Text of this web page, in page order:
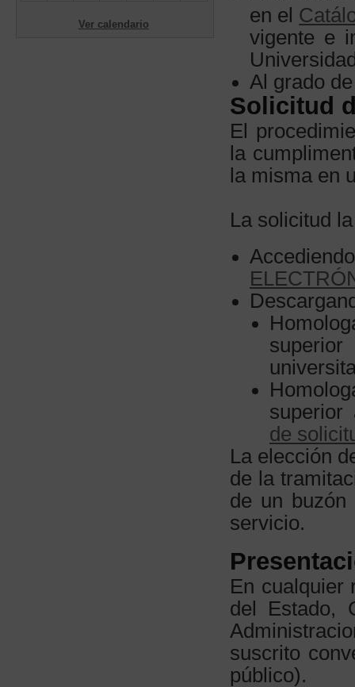
Ver calendario
en el
vigente e
Al grado
Solicitud
El
la
la misma en
La solicitud
de
La elección
de la
de un buzón
servicio.
En cualquier
del Estado,
suscrito
público).